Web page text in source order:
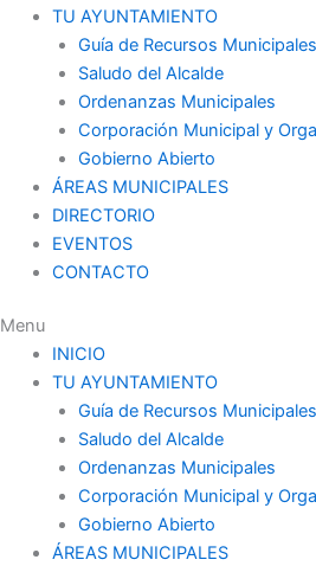
TU AYUNTAMIENTO
Guía de Recursos Municipales
Saludo del Alcalde
Ordenanzas Municipales
Corporación Municipal y
Gobierno Abierto
ÁREAS MUNICIPALES
DIRECTORIO
EVENTOS
CONTACTO
Menu
INICIO
TU AYUNTAMIENTO
Guía de Recursos Municipales
Saludo del Alcalde
Ordenanzas Municipales
Corporación Municipal y
Gobierno Abierto
ÁREAS MUNICIPALES